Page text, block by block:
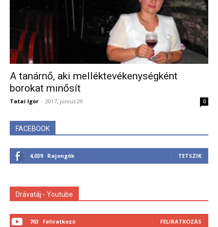
A tanárnő, aki melléktevékenységként
borokat minősít
Tatai Igor - 2017, június 29. 0
FACEBOOK
4,039 Rajongók TETSZIK
Drávatáj - Youtube
763 Feliratkozó FELIRATKOZÁS